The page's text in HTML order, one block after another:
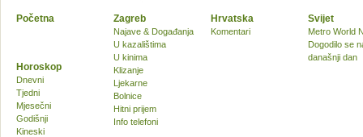
Početna Zagreb
Najave & Događanja
U kazalištima
U kinima
Klizanje
Ljekarne
Bolnice
Hitni prijem
Info telefoni
Hrvatska
Komentari
Svijet
Metro World
Dogodilo se
današnji dan
Horoskop
Dnevni
Tjedni
Mjesečni
Godišnji
Kineski